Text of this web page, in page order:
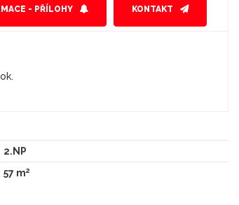
KONTAKT
- PŘÍLOHY
2.NP
57 m2